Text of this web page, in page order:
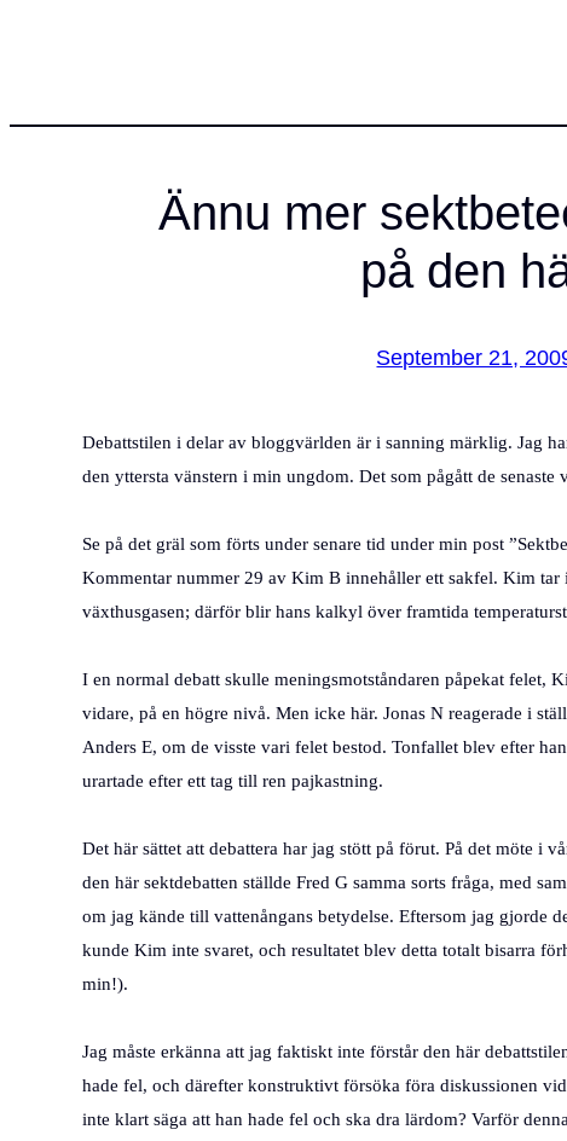
Ännu mer
på den
September 21,
Debattstilen i delar av bloggvärlden är i sanning märklig. Jag
den yttersta vänstern i min ungdom. Det som pågått de senaste
Se på det gräl som förts under senare tid under min post
Kommentar nummer 29 av Kim B innehåller ett sakfel. Kim tar
växthusgasen; därför blir hans kalkyl över framtida
I en normal debatt skulle meningsmotståndaren påpekat felet,
vidare, på en högre nivå. Men icke här. Jonas N reagerade i
Anders E, om de visste vari felet bestod. Tonfallet blev efter
urartade efter ett tag till ren pajkastning.
Det här sättet att debattera har jag stött på förut. På det möte i
den här sektdebatten ställde Fred G samma sorts fråga, med
om jag kände till vattenångans betydelse. Eftersom jag gjorde
kunde Kim inte svaret, och resultatet blev detta totalt bisarra
min!).
Jag måste erkänna att jag faktiskt inte förstår den här
hade fel, och därefter konstruktivt försöka föra diskussionen
inte klart säga att han hade fel och ska dra lärdom? Varför